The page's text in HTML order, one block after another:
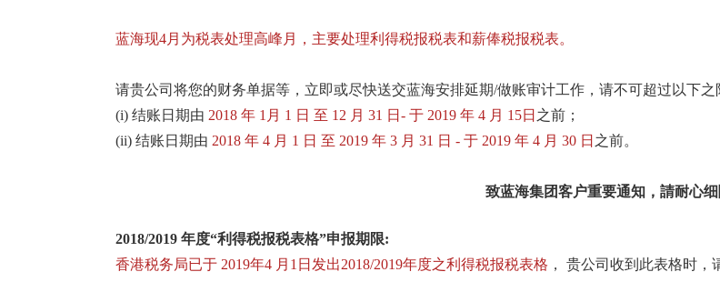
蓝海现4月为税表处理高峰月，主要处理利得税报税表和薪俸税报税表。
请贵公司将您的财务单据等，立即或尽快送交蓝海安排延期/做账审计工作，请不可超过以下之
(i) 结账日期由 2018 年 1月 1 日 至 12 月 31 日- 于 2019 年 4 月 15日 之前；
(ii) 结账日期由 2018 年 4 月 1 日 至 2019 年 3 月 31 日 - 于 2019 年 4 月 30 日 之前。
致蓝海集团客户重要通知，請耐心细
2018/2019 年度“利得税报税表格”申报期限:
香港税务局已于 2019年4 月1日发出2018/2019年度之利得税报税表格 ， 贵公司收到此表格时